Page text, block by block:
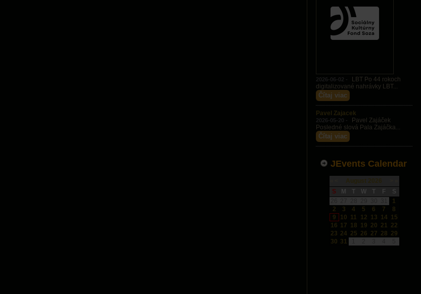
2026-06-02 -
LBT Po 44 rokoch
digitalizované nahrávky LBT...
Čítaj viac
Pavel Zajacek
2026-05-20 -
Pavel Zajáček
Posledné slová Pala Zajáčka...
Čítaj viac
JEvents Calendar
August 2026
S
M T W T F
S
1
2
3 4 5 6 7
8
9
10 11 12 13 14
15
16 17 18 19 20 21 22
23 24 25 26 27 28 29
30 31